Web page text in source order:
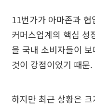
11번가가 아마존과
커머스업계의 핵심 성
을 국내 소비자들이
것이 강점이었기 때문.
하지만 최근 상황은